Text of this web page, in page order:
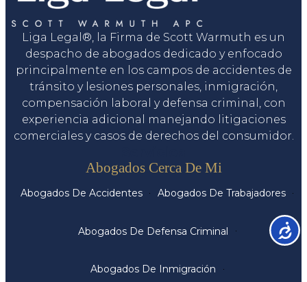
Liga Legal®, la Firma de Scott Warmuth es un
despacho de abogados dedicado y enfocado
principalmente en los campos de accidentes de
tránsito y lesiones personales, inmigración,
compensación laboral y defensa criminal, con
experiencia adicional manejando litigaciones
comerciales y casos de derechos del consumidor.
Abogados Cerca De Mi
Abogados De Accidentes Abogados De Trabajadores
Abogados De Defensa Criminal
Abogados De Inmigración